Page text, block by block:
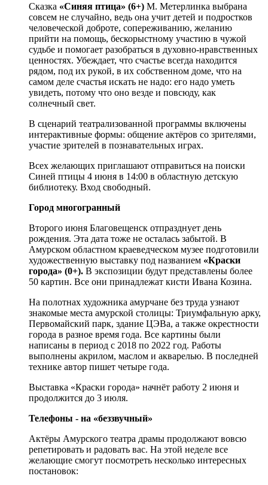
Сказка «Синяя птица» (6+) М. Метерлинка выбрана
совсем не случайно, ведь она учит детей и подростков
человеческой доброте, сопереживанию, желанию
прийти на помощь, бескорыстному участию в чужой
судьбе и помогает разобраться в духовно-нравственных
ценностях. Убеждает, что счастье всегда находится
рядом, под их рукой, в их собственном доме, что на
самом деле счастья искать не надо: его надо уметь
увидеть, потому что оно везде и повсюду, как
солнечный свет.
В сценарий театрализованной программы включены
интерактивные формы: общение актёров со зрителями,
участие зрителей в познавательных играх.
Всех желающих приглашают отправиться на поиски
Синей птицы 4 июня в 14:00 в областную детскую
библиотеку. Вход свободный.
Город многогранный
Второго июня Благовещенск отпразднует день
рождения. Эта дата тоже не осталась забытой. В
Амурском областном краеведческом музее подготовили
художественную выставку под названием «Краски
города» (0+). В экспозиции будут представлены более
50 картин. Все они принадлежат кисти Ивана Козина.
На полотнах художника амурчане без труда узнают
знакомые места амурской столицы: Триумфальную арку,
Первомайский парк, здание ЦЭВа, а также окрестности
города в разное время года. Все картины были
написаны в период с 2018 по 2022 год. Работы
выполнены акрилом, маслом и акварелью. В последней
технике автор пишет четыре года.
Выставка «Краски города» начнёт работу 2 июня и
продолжится до 3 июля.
Телефоны - на «беззвучный»
Актёры Амурского театра драмы продолжают вовсю
репетировать и радовать вас. На этой неделе все
желающие смогут посмотреть несколько интересных
постановок: